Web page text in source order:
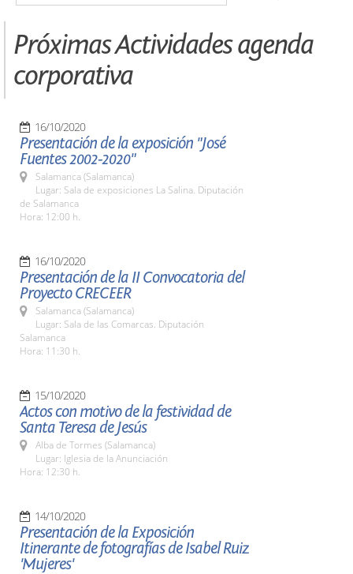
Próximas Actividades agenda
corporativa
16/10/2020
Presentación de la exposición "José
Fuentes 2002-2020"
Salamanca (Salamanca)
Lugar: Sala de exposiciones La Salina. Diputación
de Salamanca
Hora: 12:00 h.
16/10/2020
Presentación de la II Convocatoria del
Proyecto CRECEER
Salamanca (Salamanca)
Lugar: Sala de las Comarcas. Diputación
Salamanca
Hora: 11:30 h.
15/10/2020
Actos con motivo de la festividad de
Santa Teresa de Jesús
Alba de Tormes (Salamanca)
Lugar: Iglesia de la Anunciación
Hora: 12:30 h.
14/10/2020
Presentación de la Exposición
Itinerante de fotografías de Isabel Ruiz
'Mujeres'